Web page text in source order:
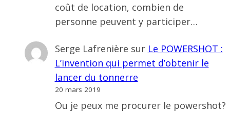
coût de location, combien de
personne peuvent y participer…
Serge Lafrenière sur Le POWERSHOT :
L’invention qui permet d’obtenir le
lancer du tonnerre
20 mars 2019
Ou je peux me procurer le powershot?